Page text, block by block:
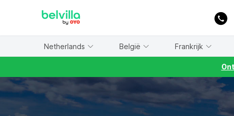
Netherlands België Frankrijk